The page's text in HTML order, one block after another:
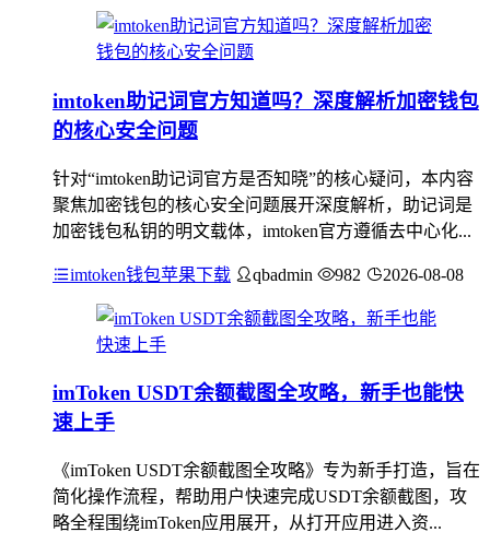
imtoken助记词官方知道吗？深度解析加密钱包
的核心安全问题
针对“imtoken助记词官方是否知晓”的核心疑问，本内容
聚焦加密钱包的核心安全问题展开深度解析，助记词是
加密钱包私钥的明文载体，imtoken官方遵循去中心化...
imtoken钱包苹果下载 qbadmin 982 2026-08-08
imToken USDT余额截图全攻略，新手也能快
速上手
《imToken USDT余额截图全攻略》专为新手打造，旨在
简化操作流程，帮助用户快速完成USDT余额截图，攻
略全程围绕imToken应用展开，从打开应用进入资...